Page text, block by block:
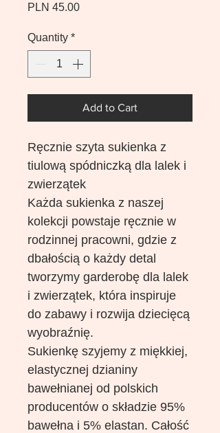
PLN 45.00Price
Quantity *
Add to Cart
Ręcznie szyta sukienka z
tiulową spódniczką dla lalek i
zwierzątek
Każda sukienka z naszej
kolekcji powstaje ręcznie w
rodzinnej pracowni, gdzie z
dbałością o każdy detal
tworzymy garderobę dla lalek
i zwierzątek, która inspiruje
do zabawy i rozwija dziecięcą
wyobraźnię.
Sukienkę szyjemy z miękkiej,
elastycznej dzianiny
bawełnianej od polskich
producentów o składzie 95%
bawełna i 5% elastan. Całość